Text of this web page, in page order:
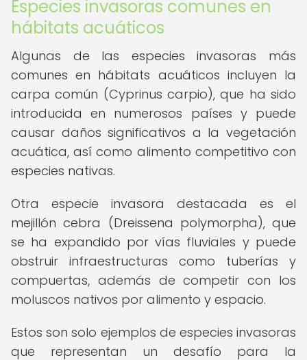
Especies invasoras comunes en
hábitats acuáticos
Algunas de las especies invasoras más
comunes en hábitats acuáticos incluyen la
carpa común (Cyprinus carpio), que ha sido
introducida en numerosos países y puede
causar daños significativos a la vegetación
acuática, así como alimento competitivo con
especies nativas.
Otra especie invasora destacada es el
mejillón cebra (Dreissena polymorpha), que
se ha expandido por vías fluviales y puede
obstruir infraestructuras como tuberías y
compuertas, además de competir con los
moluscos nativos por alimento y espacio.
Estos son solo ejemplos de especies invasoras
que representan un desafío para la